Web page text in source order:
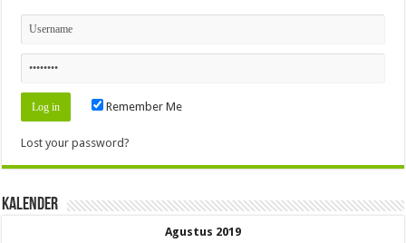
Remember Me
Lost your password?
Kalender
Agustus 2019